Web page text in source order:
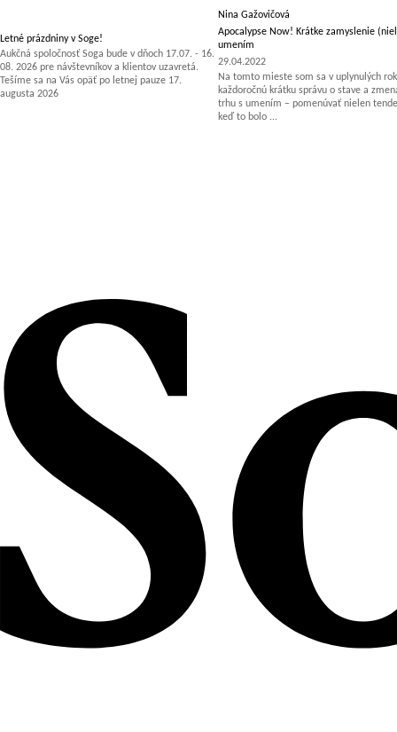
Letné prázdniny v Soge!
Aukčná spoločnosť Soga bude v dňoch 17.07. - 16.
08. 2026 pre návštevníkov a klientov uzavretá.
Tešíme sa na Vás opäť po letnej pauze 17.
augusta 2026
Nina Gažovičová
Apocalypse Now! Krátke zamyslenie
umením
29.04.2022
Na tomto mieste som sa v uplynulých
každoročnú krátku správu o stave a
trhu s umením – pomenúvať nielen
keď to bolo ...